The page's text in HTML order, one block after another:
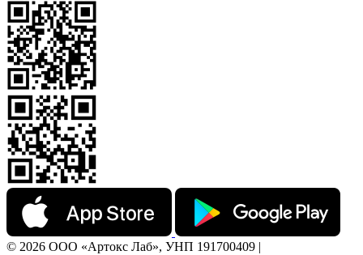
© 2026 ООО «Артокс Лаб», УНП 191700409 |